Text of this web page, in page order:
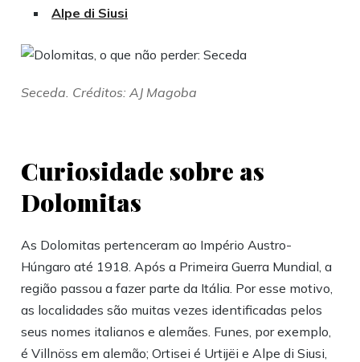
Alpe di Siusi
Seceda. Créditos: AJ Magoba
Curiosidade sobre as
Dolomitas
As Dolomitas pertenceram ao Império Austro-
Húngaro até 1918. Após a Primeira Guerra Mundial, a
região passou a fazer parte da Itália. Por esse motivo,
as localidades são muitas vezes identificadas pelos
seus nomes italianos e alemães. Funes, por exemplo,
é Villnöss em alemão; Ortisei é Urtijëi e Alpe di Siusi,